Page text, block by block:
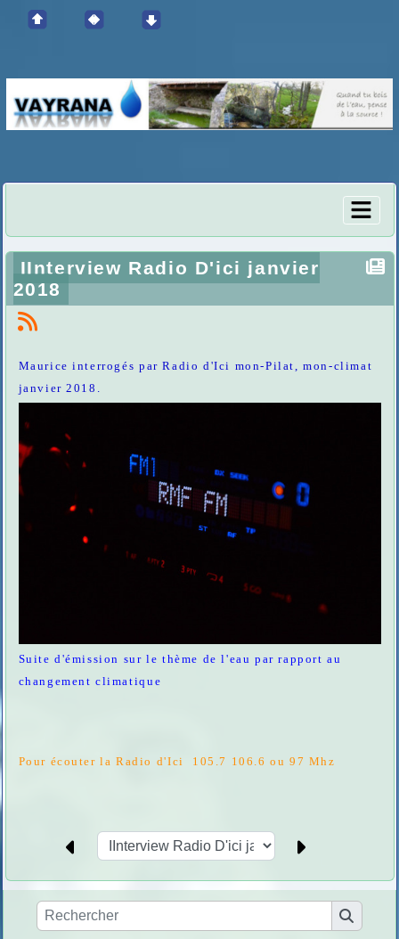
IInterview Radio D'ici janvier
2018
Maurice interrogés par Radio d'Ici mon-Pilat, mon-climat
janvier 2018.
Suite d'émission sur le thème de l'eau par rapport au
changement climatique
Pour écouter la Radio d'Ici 105.7 106.6 ou 97 Mhz